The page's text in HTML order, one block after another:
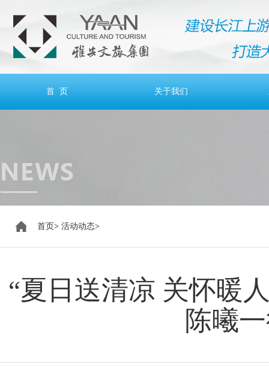
首 页 关于我们
首页> 活动动态>
“夏日送清凉 关怀暖
陈曦